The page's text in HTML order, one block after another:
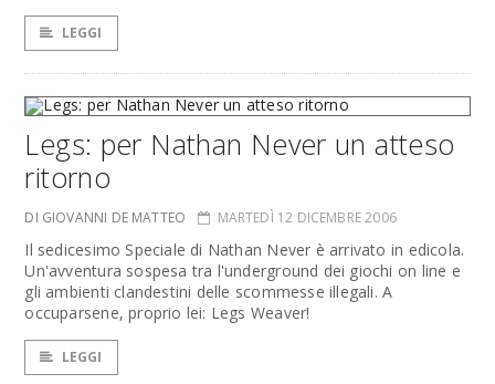
LEGGI
Legs: per Nathan Never un atteso
ritorno
DI GIOVANNI DE MATTEO MARTEDÌ 12 DICEMBRE 2006
Il sedicesimo Speciale di Nathan Never è arrivato in edicola.
Un'avventura sospesa tra l'underground dei giochi on line e
gli ambienti clandestini delle scommesse illegali. A
occuparsene, proprio lei: Legs Weaver!
LEGGI